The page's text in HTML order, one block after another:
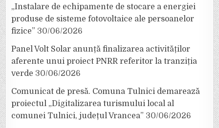
„Instalare de echipamente de stocare a energiei
produse de sisteme fotovoltaice ale persoanelor
fizice” 30/06/2026
Panel Volt Solar anunță finalizarea activităților
aferente unui proiect PNRR referitor la tranziția
verde 30/06/2026
Comunicat de presă. Comuna Tulnici demarează
proiectul „Digitalizarea turismului local al
comunei Tulnici, județul Vrancea” 30/06/2026